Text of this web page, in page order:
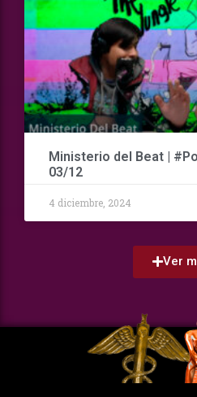
Ministerio del Beat |
03/12
4 diciembre, 2024
Ver